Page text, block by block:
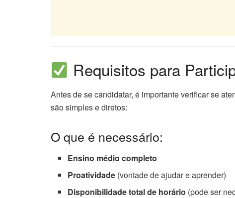
Requisitos para
Antes de se candidatar, é importante verificar se
são simples e diretos:
O que é necessário:
Ensino médio completo
Proatividade (vontade de ajudar e aprender)
Disponibilidade total de horário (pode ser